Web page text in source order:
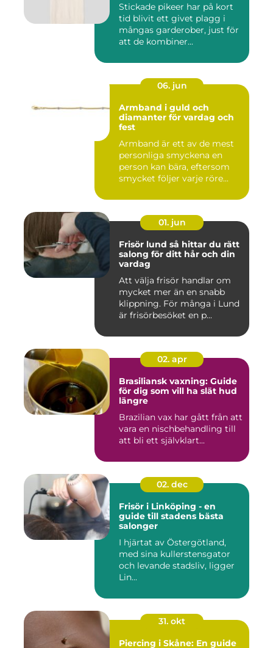
Stickade pikeer har på kort
tid blivit ett givet plagg i
mångas garderober, just för
att de kombiner...
06. jun
Armband i guld och
diamanter för vardag och
fest
Armband är ett av de mest
personliga smyckena en
person kan bära, eftersom
smycket följer varje röre...
01. jun
Frisör lund så hittar du rätt
salong för ditt hår och din
vardag
Att välja frisör handlar om
mycket mer än en snabb
klippning. För många i Lund
är frisörbesöket en p...
02. apr
Brasiliansk vaxning: Guide
för dig som vill ha slät hud
längre
Brazilian vax har gått från att
vara en nischbehandling till
att bli ett självklart...
02. dec
Frisör i Linköping - en
guide till stadens bästa
salonger
I hjärtat av Östergötland,
med sina kullerstensgator
och levande stadsliv, ligger
Lin...
31. okt
Piercing i Skåne: En guide